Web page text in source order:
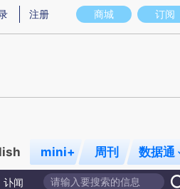
图存在偏差。不代表财新观点和立场。推
商城 订阅
注册
mini+ 周刊 数据通
讣闻